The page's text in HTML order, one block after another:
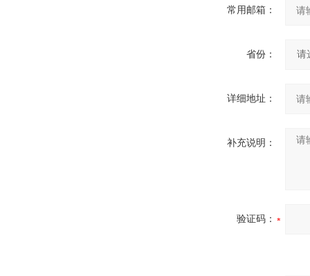
常用邮箱：
省份：
详细地址：
补充说明：
验证码：